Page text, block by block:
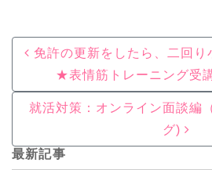
Post navigation
免許の更新をしたら、二回
★表情筋トレーニング受
就活対策：オンライン面談編
グ)
最新記事